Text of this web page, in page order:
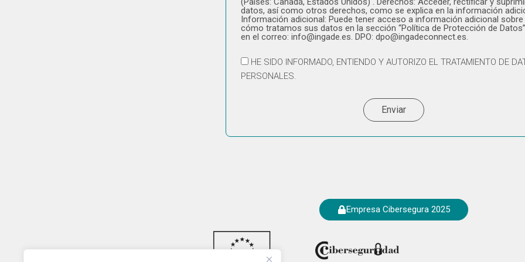
datos, así como otros derechos, como se explica en la información
Información adicional: Puede tener acceso a información adicional sobre
cómo tratamos sus datos en la sección “Política de Protección de
en el correo: info@ingade.es. DPO: dpo@ingadeconnect.es.
HE SIDO INFORMADO, ENTIENDO Y AUTORIZO EL TRATAMIENTO DE
PERSONALES.
Enviar
Empresa Cibersegura 2025